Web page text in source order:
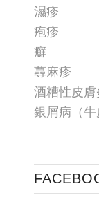
濕疹
疱疹
癬
蕁麻疹
酒糟性皮膚
銀屑病（牛